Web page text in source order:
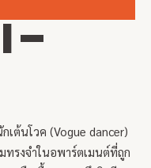
–
กเต้นโวค (Vogue dancer)
ทรงจำในอพาร์ตเมนต์ที่ถูก